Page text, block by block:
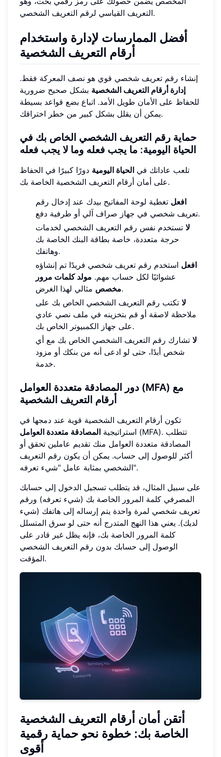
التعريف القياسي لرقم التعريف الشخصي.
أفضل الممارسات لإدارة واستخدام
أرقام التعريف الشخصية
إنشاء رقم تعريف شخصي قوي هو نصف المعركة فقط.
إدارة أرقام التعريف الشخصية بشكل صحيح ضرورية
للحفاظ على الأمان طويل الأمد. اتباع بضع قواعد بسيطة
يمكن أن يقلل بشكل كبير من خطر اختراقك.
حماية رقم التعريف الشخصي الخاص بك في
الحياة اليومية: ما يجب فعله وما لا يجب فعله
تلعب عاداتك في الحياة اليومية دورًا كبيرًا في الحفاظ
على أمان أرقام التعريف الشخصية الخاصة بك.
افعل تغطية لوحة المفاتيح بيدك عند إدخال رقم
تعريف شخصي في جهاز صراف آلي أو طرفية دفع.
لا تستخدم نفس رقم التعريف الشخصي لخدمات
حرجة متعددة، خاصة بطاقة البنك الخاصة بك
وهاتفك.
افعل استخدم رقم تعريف شخصي فريدًا تم إنشاؤه
عشوائيًا لكل حساب مهم. مولد كلمات مرور
مخصصمثالي لهذا الغرض.
لا تكتب رقم التعريف الشخصي الخاص بك على
ملاحظة لاصقة أو قم بتخزينه في ملف نصي عادي
على جهاز الكمبيوتر الخاص بك.
لا تشارك رقم التعريف الشخصي الخاص بك مع أي
شخص أبدًا، حتى لو ادعى أنه من بنكك أو مزود
خدمة.
دور المصادقة متعددة العوامل (MFA) مع
أرقام التعريف الشخصية
تكون أرقام التعريف الشخصية قوية عند دمجها في
استراتيجية المصادقة متعددة العوامل
(MFA). تتطلب
المصادقة متعددة العوامل منك تقديم عاملين تحقق أو
أكثر للوصول إلى حساب. يمكن أن يكون رقم التعريف
الشخصي بمثابة عامل "شيء تعرفه".
على سبيل المثال، قد يتطلب تسجيل الدخول إلى حسابك
المصرفي كلمة المرور الخاصة بك (شيء تعرفه) ورقم
تعريف شخصي لمرة واحدة يتم إرساله إلى هاتفك (شيء
لديك). يعني هذا النهج المتدرج أنه حتى لو سرق المتسلل
كلمة المرور الخاصة بك، فإنه يظل غير قادر على
الوصول إلى حسابك بدون رقم التعريف الشخصي
المؤقت.
أتقن أمان أرقام التعريف الشخصية
الخاصة بك: خطوة نحو حماية رقمية
أقوى